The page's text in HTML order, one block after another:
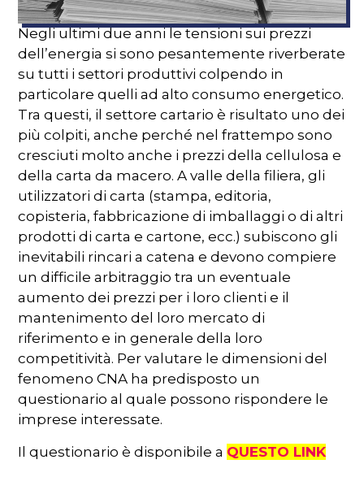
Negli ultimi due anni le tensioni sui prezzi
dell’energia si sono pesantemente riverberate
su tutti i settori produttivi colpendo in
particolare quelli ad alto consumo energetico.
Tra questi, il settore cartario è risultato uno dei
più colpiti, anche perché nel frattempo sono
cresciuti molto anche i prezzi della cellulosa e
della carta da macero. A valle della filiera, gli
utilizzatori di carta (stampa, editoria,
copisteria, fabbricazione di imballaggi o di altri
prodotti di carta e cartone, ecc.) subiscono gli
inevitabili rincari a catena e devono compiere
un difficile arbitraggio tra un eventuale
aumento dei prezzi per i loro clienti e il
mantenimento del loro mercato di
riferimento e in generale della loro
competitività. Per valutare le dimensioni del
fenomeno CNA ha predisposto un
questionario al quale possono rispondere le
imprese interessate.
Il questionario è disponibile a QUESTO LINK